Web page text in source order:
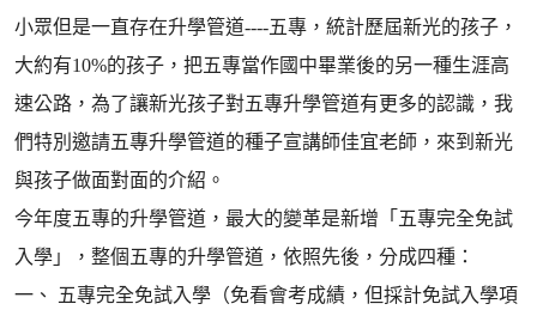
小眾但是一直存在升學管道----五專，統計歷屆新光的孩子，
大約有10%的孩子，把五專當作國中畢業後的另一種生涯高
速公路，為了讓新光孩子對五專升學管道有更多的認識，我
們特別邀請五專升學管道的種子宣講師佳宜老師，來到新光
與孩子做面對面的介紹。
今年度五專的升學管道，最大的變革是新增「五專完全免試
入學」，整個五專的升學管道，依照先後，分成四種：
一、 五專完全免試入學（免看會考成績，但採計免試入學項